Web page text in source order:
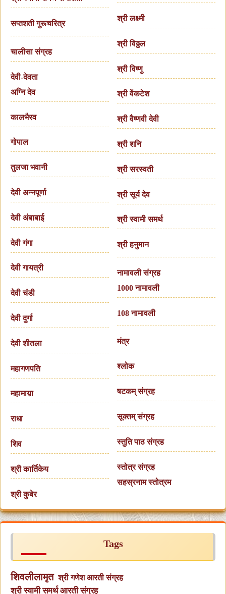
सप्तशती गुरूचरित्र
चालीसा संग्रह
देवी-देवता
अग्नि देव
कालभैरव
गोपाल
तुलजा भवानी
देवी अन्नपूर्णा
देवी अंबाबाई
देवी गंगा
देवी गायत्री
देवी चंडी
देवी दुर्गा
देवी शीतला
महागणपति
महामाय़ा
राधा
शिव
श्री कार्तिकेय
श्री कुबेर
श्री लक्ष्मी
श्री विठ्ठल
श्री विष्णु
श्री वेंकटेश
श्री वैष्णवी देवी
श्री शनि
श्री सरस्वती
श्री सूर्य देव
श्री स्वामी समर्थ
श्री हनुमान
नामावली संग्रह
1000 नामावली
108 नामावली
मंत्र
श्लोक
षटकम् संग्रह
सूक्तम् संग्रह
स्तुति पाठ संग्रह
स्तोत्र संग्रह
सहस्रनाम स्तोत्रम
Tags
शिवलीलामृत श्री गणेश आरती संग्रह
श्री स्वामी समर्थ आरती संग्रह